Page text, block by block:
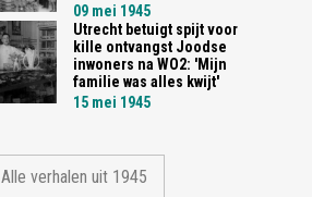
09 mei 1945
Utrecht betuigt spijt voor
kille ontvangst Joodse
inwoners na WO2: 'Mijn
familie was alles kwijt'
15 mei 1945
Alle verhalen uit 1945